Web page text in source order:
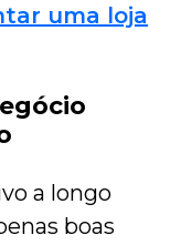
uma loja
a longo
boas